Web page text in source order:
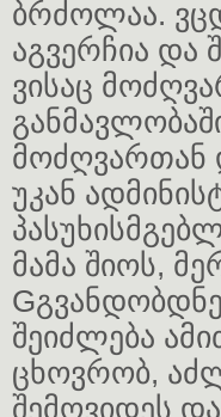
ბრძოლაა.
აგვერჩია და
ვისაც
მოძღვართან
უკან
მამა შიოს,
შეიძლება
ცხოვრობ,
შემოვიდეს